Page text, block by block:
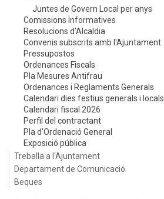
Juntes de Govern Local per anys
Comissions Informatives
Resolucions d'Alcaldia
Convenis subscrits amb l'Ajuntament
Pressupostos
Ordenances Fiscals
Pla Mesures Antifrau
Ordenances i Reglaments Generals
Calendari dies festius generals i locals
Calendari fiscal 2026
Perfil del contractant
Pla d'Ordenació General
Exposició pública
Treballa a l'Ajuntament
Departament de Comunicació
Beques